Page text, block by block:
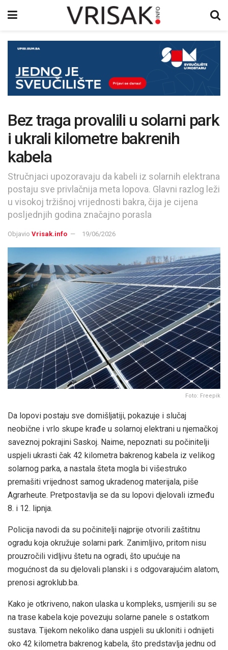
Bez traga provalili u solarni park
i ukrali kilometre bakrenih
kabela
Stručnjaci upozoravaju da kabeli iz solarnih elektrana
postaju sve privlačnija meta lopova. Glavni razlog leži
u visokoj tržišnoj vrijednosti bakra, čija je cijena
posljednjih godina značajno porasla
Objavio Vrisak.info 19/06/2026
Foto: Freepik
Da lopovi postaju sve domišljatiji, pokazuje i slučaj
neobične i vrlo skupe krađe u solarnoj elektrani u njemačkoj
saveznoj pokrajini Saskoj. Naime, nepoznati su počinitelji
uspjeli ukrasti čak 42 kilometra bakrenog kabela iz velikog
solarnog parka, a nastala šteta mogla bi višestruko
premašiti vrijednost samog ukradenog materijala, piše
Agrarheute. Pretpostavlja se da su lopovi djelovali između
8. i 12. lipnja.
Policija navodi da su počinitelji najprije otvorili zaštitnu
ogradu koja okružuje solarni park. Zanimljivo, pritom nisu
prouzročili vidljivu štetu na ogradi, što upućuje na
mogućnost da su djelovali planski i s odgovarajućim alatom,
prenosi agroklub.ba.
Kako je otkriveno, nakon ulaska u kompleks, usmjerili su se
na trase kabela koje povezuju solarne panele s ostatkom
sustava. Tijekom nekoliko dana uspjeli su ukloniti i odnijeti
oko 42 kilometra bakrenog kabela, što predstavlja jednu od